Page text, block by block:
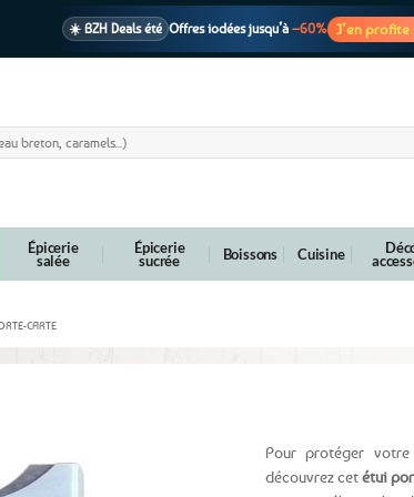
☀️ BZH Deals été Offres iodées jusqu’à –60% J’en profite
Épicerie
salée
Épicerie
sucrée Boissons Cuisine
CARTE
Pour protéger
découvrez cetétui